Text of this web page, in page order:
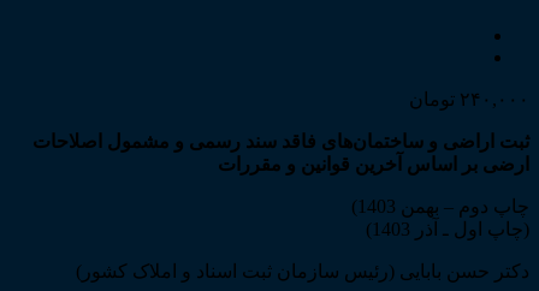
۲۴۰,۰۰۰ تومان
ثبت اراضی و ساختمان‌های فاقد سند رسمی و مشمول اصلاحات
ارضی بر اساس آخرین قوانین و مقررات
چاپ دوم – بهمن 1403)
(چاپ اول ـ آذر 1403)
دکتر حسن بابایی (رئیس سازمان ثبت اسناد و املاک کشور)